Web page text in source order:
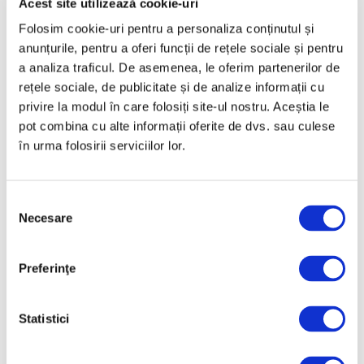
Acest site utilizează cookie-uri
Folosim cookie-uri pentru a personaliza conținutul și
anunțurile, pentru a oferi funcții de rețele sociale și pentru
a analiza traficul. De asemenea, le oferim partenerilor de
rețele sociale, de publicitate și de analize informații cu
privire la modul în care folosiți site-ul nostru. Aceștia le
pot combina cu alte informații oferite de dvs. sau culese
în urma folosirii serviciilor lor.
consimțământului
Necesare
Preferinţe
Statistici
Inovații în design – Jasper
Morrison și super normalul
23 Iulie 2026
Birou din sticlă de șapte tone al